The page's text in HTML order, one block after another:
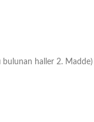
bulunan haller 2.